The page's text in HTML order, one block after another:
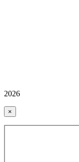
2026
×